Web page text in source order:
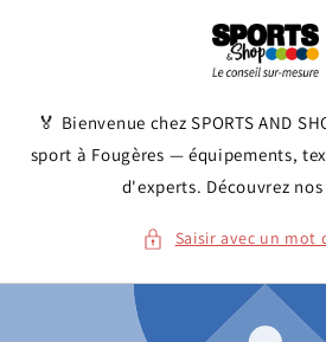
🏅 Bienvenue chez SPORTS AND
sport à Fougères — équipements,
d'experts. Découvrez
Saisir avec un mot